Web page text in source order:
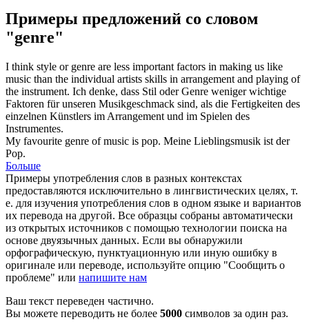
Примеры предложений со словом
"genre"
I think style or genre are less important factors in making us like
music than the individual artists skills in arrangement and playing of
the instrument. Ich denke, dass Stil oderGenre weniger wichtige
Faktoren für unseren Musikgeschmack sind, als die Fertigkeiten des
einzelnen Künstlers im Arrangement und im Spielen des
Instrumentes.
My favourite genre of music is pop. Meine Lieblingsmusik ist der
Pop.
Больше
Примеры употребления слов в разных контекстах
предоставляются исключительно в лингвистических целях, т.
е. для изучения употребления слов в одном языке и вариантов
их перевода на другой. Все образцы собраны автоматически
из открытых источников с помощью технологии поиска на
основе двуязычных данных. Если вы обнаружили
орфографическую, пунктуационную или иную ошибку в
оригинале или переводе, используйте опцию "Сообщить о
проблеме" или напишите нам
Ваш текст переведен частично.
Вы можете переводить не более 5000 символов за один раз.